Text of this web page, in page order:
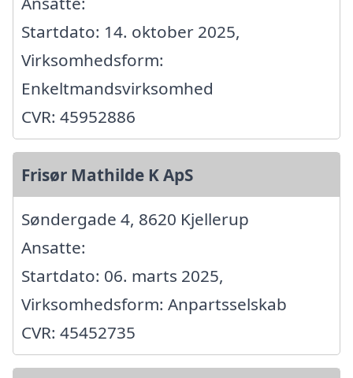
Startdato: 14. oktober 2025,
Virksomhedsform:
Enkeltmandsvirksomhed
CVR: 45952886
Frisør Mathilde K ApS
Søndergade 4, 8620 Kjellerup
Ansatte:
Startdato: 06. marts 2025,
Virksomhedsform: Anpartsselskab
CVR: 45452735